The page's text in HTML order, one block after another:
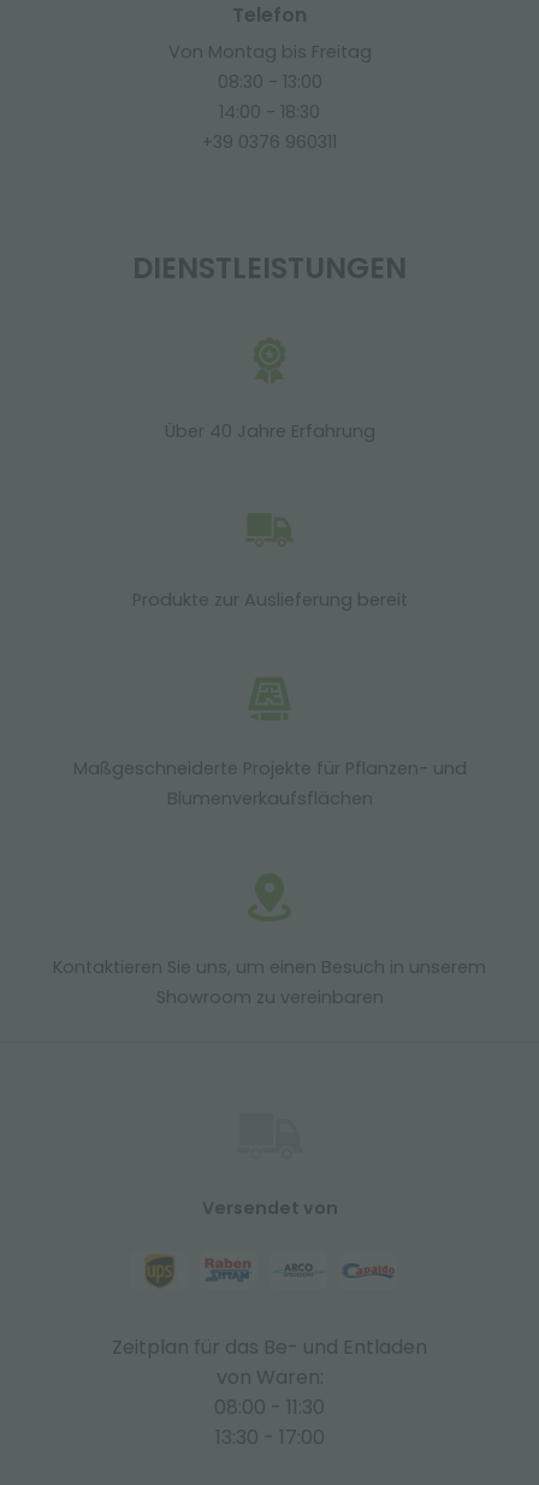
Telefon
Von Montag bis Freitag
08:30 - 13:00
14:00 - 18:30
+39 0376 960311
DIENSTLEISTUNGEN
Über 40 Jahre Erfahrung
Produkte zur Auslieferung bereit
Maßgeschneiderte Projekte für Pflanzen- und
Blumenverkaufsflächen
Kontaktieren Sie uns, um einen Besuch in unserem
Showroom zu vereinbaren
Versendet von
Zeitplan für das Be- und Entladen
von Waren:
08:00 - 11:30
13:30 - 17:00